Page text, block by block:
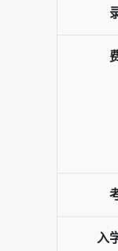
荟同
同年
入